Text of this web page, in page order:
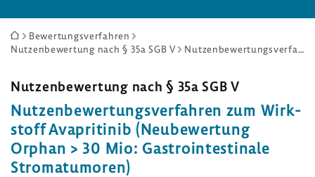
Sie
sind
Bewertungsverfahren
Nutzenbewertung nach § 35a SGB V
Nutzenbewertungsverfahren zum Wirkstoff Avapritinib (Neubewertung Orphan > 30 Mio: Gastrointestinale Stromatumoren)
Nutzen­be­wer­tung nach § 35a SGB V
Nutzen­be­wer­tungs­ver­fahren zum Wirk­
stoff Avapri­tinib (Neube­wer­tung
Orphan > 30 Mio: Gastro­in­testi­nale
Stroma­tu­moren)